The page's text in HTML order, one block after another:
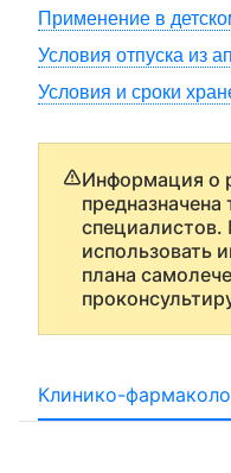
Применение в
Условия отпуска из
Условия и сроки
Информация о
предназначена
использовать
плана
Клинико-